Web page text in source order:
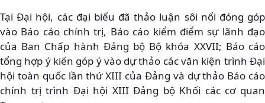
Tại Đại hội, các đại biểu đã thảo luận sôi nổi đóng góp
vào Báo cáo chính trị, Báo cáo kiểm điểm sự lãnh đạo
của Ban Chấp hành Đảng bộ Bộ khóa XXVII; Báo cáo
tổng hợp ý kiến góp ý vào dự thảo các văn kiện trình Đại
hội toàn quốc lần thứ XIII của Đảng và dự thảo Báo cáo
chính trị trình Đại hội XIII Đảng bộ Khối các cơ quan